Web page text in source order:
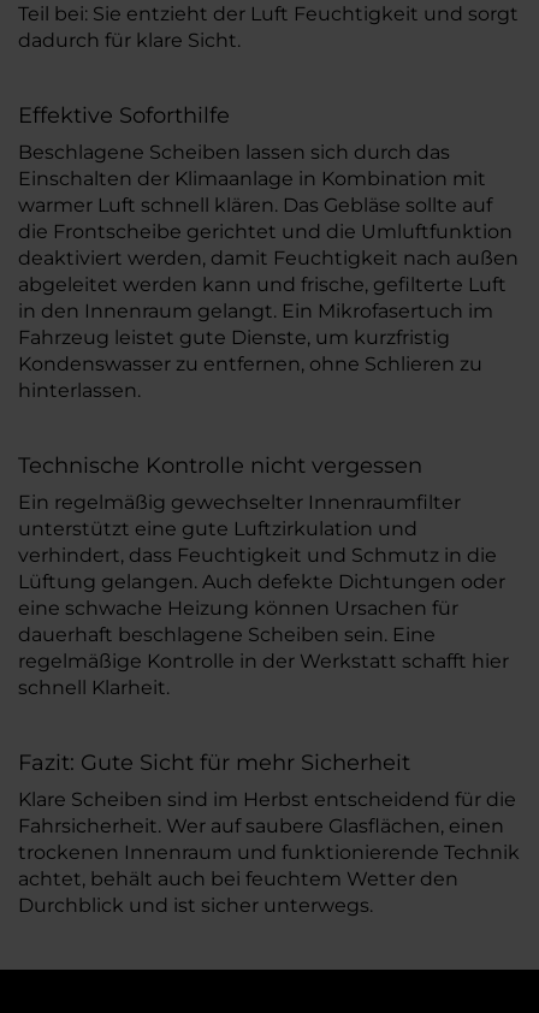
Teil bei: Sie entzieht der Luft Feuchtigkeit und sorgt
dadurch für klare Sicht.
Effektive Soforthilfe
Beschlagene Scheiben lassen sich durch das
Einschalten der Klimaanlage in Kombination mit
warmer Luft schnell klären. Das Gebläse sollte auf
die Frontscheibe gerichtet und die Umluftfunktion
deaktiviert werden, damit Feuchtigkeit nach außen
abgeleitet werden kann und frische, gefilterte Luft
in den Innenraum gelangt. Ein Mikrofasertuch im
Fahrzeug leistet gute Dienste, um kurzfristig
Kondenswasser zu entfernen, ohne Schlieren zu
hinterlassen.
Technische Kontrolle nicht vergessen
Ein regelmäßig gewechselter Innenraumfilter
unterstützt eine gute Luftzirkulation und
verhindert, dass Feuchtigkeit und Schmutz in die
Lüftung gelangen. Auch defekte Dichtungen oder
eine schwache Heizung können Ursachen für
dauerhaft beschlagene Scheiben sein. Eine
regelmäßige Kontrolle in der Werkstatt schafft hier
schnell Klarheit.
Fazit: Gute Sicht für mehr Sicherheit
Klare Scheiben sind im Herbst entscheidend für die
Fahrsicherheit. Wer auf saubere Glasflächen, einen
trockenen Innenraum und funktionierende Technik
achtet, behält auch bei feuchtem Wetter den
Durchblick und ist sicher unterwegs.